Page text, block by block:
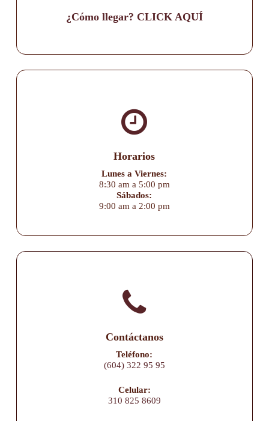
¿Cómo llegar? CLICK AQUÍ
Horarios
Lunes a Viernes:
8:30 am a 5:00 pm
Sábados:
9:00 am a 2:00 pm
Contáctanos
Teléfono:
(604) 322 95 95
Celular:
310 825 8609